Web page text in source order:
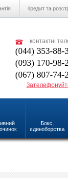
Кредит та
контактні
(044) 353-88-
(093) 170-98-
(067) 807-74-
Бокс,
єдиноборства